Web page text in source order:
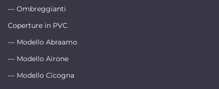
— Ombreggianti
Coperture in PVC
— Modello Abraamo
— Modello Airone
— Modello Cicogna